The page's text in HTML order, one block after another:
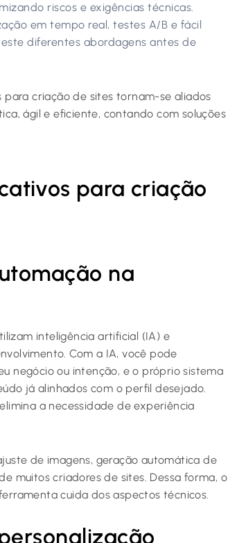
riscos e exigências técnicas.
em tempo real, testes A/B e fácil
diferentes abordagens antes de
para criação de sites tornam-se aliados
ágil e eficiente, contando com soluções
para criação
na
inteligência artificial (IA) e
Com a IA, você pode
negócio ou intenção, e o próprio sistema
já alinhados com o perfil desejado.
a necessidade de experiência
de imagens, geração automática de
muitos criadores de sites. Dessa forma, o
cuida dos aspectos técnicos.